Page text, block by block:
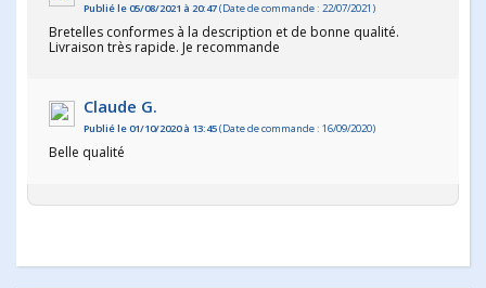
Publié le 05/08/2021 à 20:47(Date de commande : 22/07/2021)
Bretelles conformes à la description et de bonne qualité.
Livraison très rapide. Je recommande
Claude G.
Publié le 01/10/2020 à 13:45(Date de commande : 16/09/2020)
Belle qualité